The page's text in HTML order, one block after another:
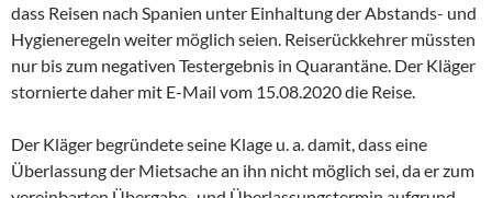
dass Reisen nach Spanien unter Einhaltung der Abstands- und
Hygieneregeln weiter möglich seien. Reiserückkehrer müssten
nur bis zum negativen Testergebnis in Quarantäne. Der Kläger
stornierte daher mit E-Mail vom 15.08.2020 die Reise.
Der Kläger begründete seine Klage u. a. damit, dass eine
Überlassung der Mietsache an ihn nicht möglich sei, da er zum